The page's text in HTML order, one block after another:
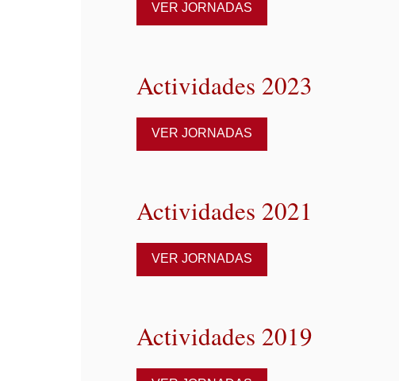
VER JORNADAS
Actividades 2023
VER JORNADAS
Actividades 2021
VER JORNADAS
Actividades 2019